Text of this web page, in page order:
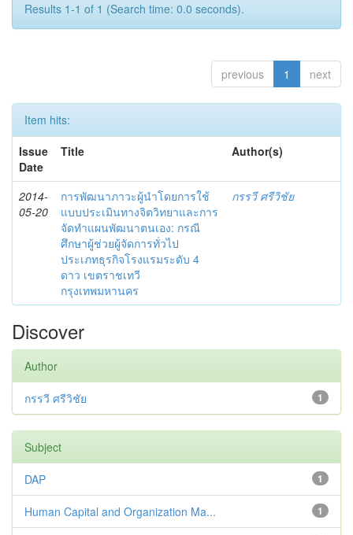
Results 1-1 of 1 (Search time: 0.0 seconds).
previous 1 next
Item hits:
Issue
Date
Title Author(s)
2014-
05-20
การพัฒนาภาวะผู้นำโดยการใช้
แบบประเมินทางจิตวิทยาและการ
จัดทำแผนพัฒนาตนเอง: กรณี
ศึกษาผู้ช่วยผู้จัดการทั่วไป
ประเภทธุรกิจโรงแรมระดับ 4
ดาว เขตราชเทวี
กรุงเทพมหานคร
กรรวี ศรีวิชัย
Discover
Author
1
กรรวี ศรีวิชัย
Subject
1
DAP
1
Human Capital and Organization Ma...